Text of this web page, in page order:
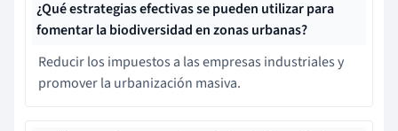
¿Qué estrategias efectivas se pueden utilizar para
fomentar la biodiversidad en zonas urbanas?
Reducir los impuestos a las empresas industriales y
promover la urbanización masiva.